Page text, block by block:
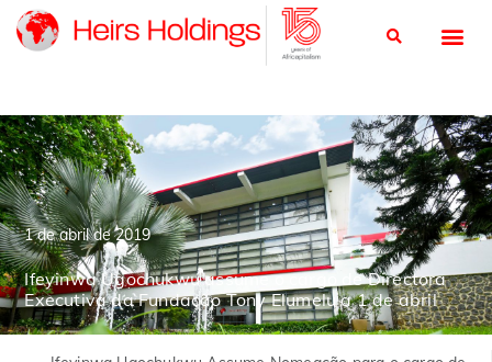
1 de abril de 2019
Ifeyinwa Ugochukwu assume o cargo de Directora
Executiva da Fundação Tony Elumelu a 1 de abril